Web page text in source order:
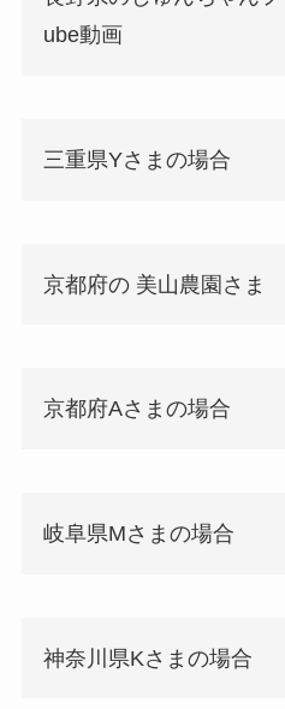
ube動画
三重県Yさまの場合
京都府の 美山農園さま
京都府Aさまの場合
岐阜県Mさまの場合
神奈川県Kさまの場合